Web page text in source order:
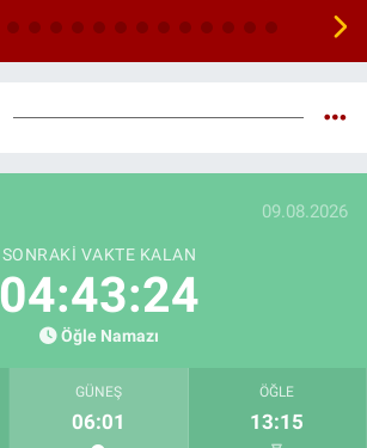
09.08.2026
SONRAKI VAKTE KALAN
04:43:23
Öğle Namazı
GÜNEŞ
06:01
ÖĞLE
13:15